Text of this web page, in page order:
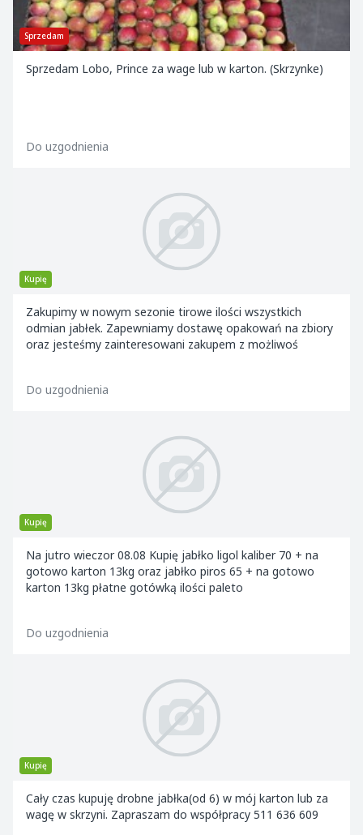
Sprzedam
Sprzedam Lobo, Prince za wage lub w karton. (Skrzynke)
Do uzgodnienia
Kupię
Zakupimy w nowym sezonie tirowe ilości wszystkich
odmian jabłek. Zapewniamy dostawę opakowań na zbiory
oraz jesteśmy zainteresowani zakupem z możliwoś
Do uzgodnienia
Kupię
Na jutro wieczor 08.08 Kupię jabłko ligol kaliber 70 + na
gotowo karton 13kg oraz jabłko piros 65 + na gotowo
karton 13kg płatne gotówką ilości paleto
Do uzgodnienia
Kupię
Cały czas kupuję drobne jabłka(od 6) w mój karton lub za
wagę w skrzyni. Zapraszam do współpracy 511 636 609